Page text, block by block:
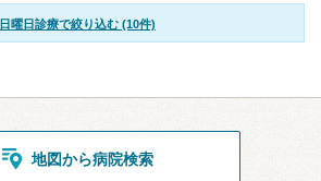
日曜日診療で絞り込む (10件)
地図から病院検索